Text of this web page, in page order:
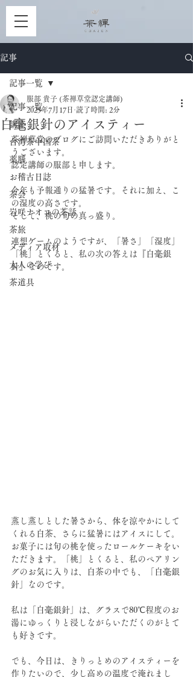
記事
記事一覧
講座
台湾茶中国茶
薬膳
お稽古日誌
茶会
岩咲ナオコの茶話
茶旅
メディア取材
大人の学び
茶道具
記事一覧
白毫銀針のアイスティー
服部 貴子 (茶禅草堂認定講師)
2025年7月17日 読了時間: 2分
茶禅草堂のブログにご訪問いただきありがと
うございます。
認定講師の服部と申します。
今年も予報通りの猛暑です。それに加え、こ
の湿度の高さです。
そして、桃の旬の真っ盛り。
連想ゲームのようですが、「暑さ」「湿度」
「桃」とくると、私の次の答えは『白毫銀
針』なのです。
蒸し蒸しとした暑さから、体を涼やかにして
くれる白茶、さらに猛暑にはアイスにして。
お菓子には旬の桃を使ったロールケーキをい
ただきます。「桃」とくると、私のペアリン
グのお気に入りは、白茶の中でも、「白毫銀
針」なのです。
私は「白毫銀針」は、グラスで80℃程度のお
湯にゆっくりと浸しながらいただくのがとて
も好きです。
でも、今日は、きりっとめのアイスティーを
作りたいので、少し高めの温度で淹れまし